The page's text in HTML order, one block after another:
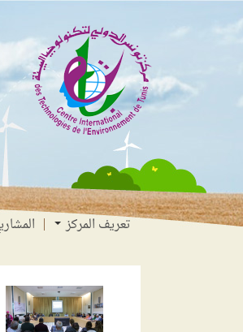
انتقل
القائمة
انتقال
المحتوى
الانتقال
البحث
تعريف المركز